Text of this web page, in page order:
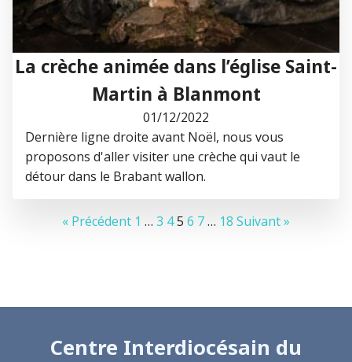
La crèche animée dans l’église Saint-
Martin à Blanmont
01/12/2022
Dernière ligne droite avant Noël, nous vous
proposons d'aller visiter une crèche qui vaut le
détour dans le Brabant wallon.
« Précédent 1 … 3 45 6 7… 18 Suivant »
Centre Interdiocésain du